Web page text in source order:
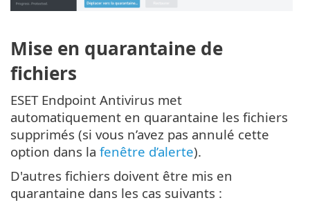
Mise en quarantaine de
fichiers
ESET Endpoint Antivirus met
automatiquement en quarantaine les fichiers
supprimés (si vous n’avez pas annulé cette
option dans la fenêtre d’alerte).
D'autres fichiers doivent être mis en
quarantaine dans les cas suivants :